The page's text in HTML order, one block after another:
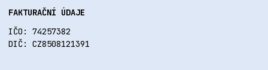
FAKTURAČNÍ ÚDAJE
IČO: 74257382
DIČ: CZ8508121391